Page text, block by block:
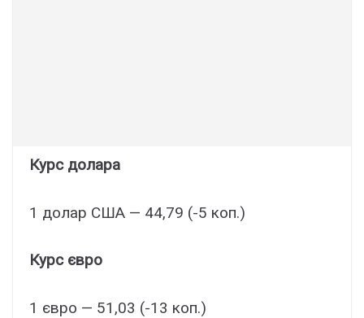
Курс долара
1 долар США — 44,79 (-5 коп.)
Курс євро
1 євро — 51,03 (-13 коп.)